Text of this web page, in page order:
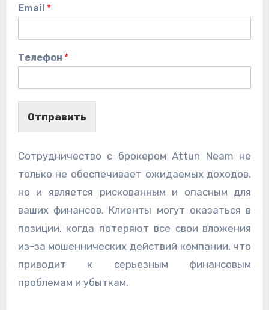
Email *
Телефон *
Отправить
Сотрудничество с брокером Attun Neam не
только не обеспечивает ожидаемых доходов,
но и является рискованным и опасным для
ваших финансов. Клиенты могут оказаться в
позиции, когда потеряют все свои вложения
из-за мошеннических действий компании, что
приводит к серьезным финансовым
проблемам и убыткам.